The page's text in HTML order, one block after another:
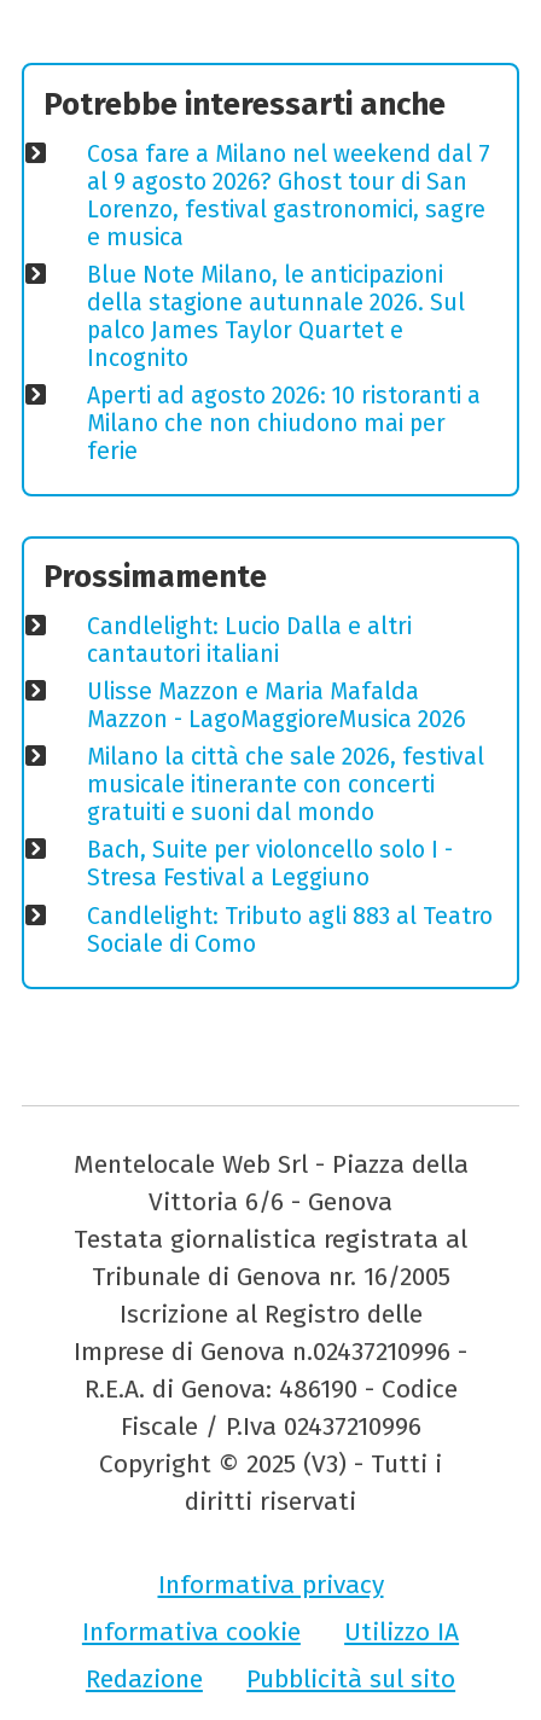
Potrebbe interessarti anche
Cosa fare a Milano nel weekend dal 7
al 9 agosto 2026? Ghost tour di San
Lorenzo, festival gastronomici, sagre
e musica
Blue Note Milano, le anticipazioni
della stagione autunnale 2026. Sul
palco James Taylor Quartet e
Incognito
Aperti ad agosto 2026: 10 ristoranti a
Milano che non chiudono mai per
ferie
Prossimamente
Candlelight: Lucio Dalla e altri
cantautori italiani
Ulisse Mazzon e Maria Mafalda
Mazzon - LagoMaggioreMusica 2026
Milano la città che sale 2026, festival
musicale itinerante con concerti
gratuiti e suoni dal mondo
Bach, Suite per violoncello solo I -
Stresa Festival a Leggiuno
Candlelight: Tributo agli 883 al Teatro
Sociale di Como
Mentelocale Web Srl - Piazza della
Vittoria 6/6 - Genova
Testata giornalistica registrata al
Tribunale di Genova nr. 16/2005
Iscrizione al Registro delle
Imprese di Genova n.02437210996 -
R.E.A. di Genova: 486190 - Codice
Fiscale / P.Iva 02437210996
Copyright © 2025 (V3) - Tutti i
diritti riservati
Informativa privacy
Informativa cookie
Utilizzo IA
Redazione
Pubblicità sul sito